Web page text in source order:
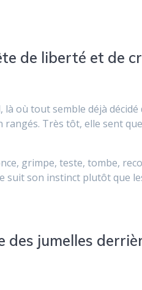
de liberté et de
où tout semble déjà décidé
Très tôt, elle sent
grimpe, teste, tombe,
suit son instinct plutôt que
des jumelles